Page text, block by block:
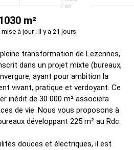
/ an
m²
mise à jour : Il y a 21 jours
transformation de Lezennes,
dans un projet mixte (bureaux,
ayant pour ambition la
vivant, pratique et verdoyant. Ce
inédit de 30 000 m² associera
de vie. Nous vous proposons à
développant 225 m² au Rdc
douces et électriques, il est